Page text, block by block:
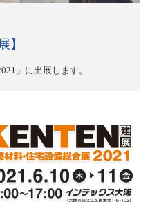
】
」に出展します。